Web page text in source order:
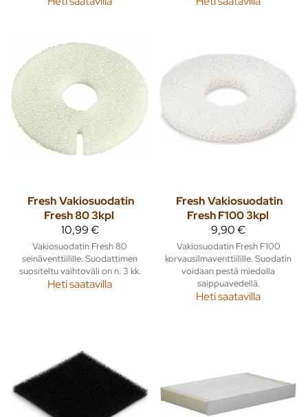
Fresh Vakiosuodatin
Fresh 80 3kpl
10,99 €
Vakiosuodatin Fresh 80
seinäventtiilille. Suodattimen
suositeltu vaihtoväli on n. 3 kk.
Heti saatavilla
Fresh Vakiosuodatin
Fresh F100 3kpl
9,90 €
Vakiosuodatin Fresh F100
korvausilmaventtiilille. Suodatin
voidaan pestä miedolla
saippuavedellä.
Heti saatavilla